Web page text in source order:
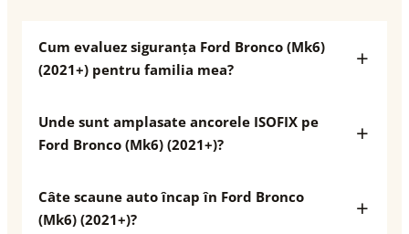
Cum evaluez siguranța Ford Bronco (Mk6)
(2021+) pentru familia mea?
Unde sunt amplasate ancorele ISOFIX pe
Ford Bronco (Mk6) (2021+)?
Câte scaune auto încap în Ford Bronco
(Mk6) (2021+)?